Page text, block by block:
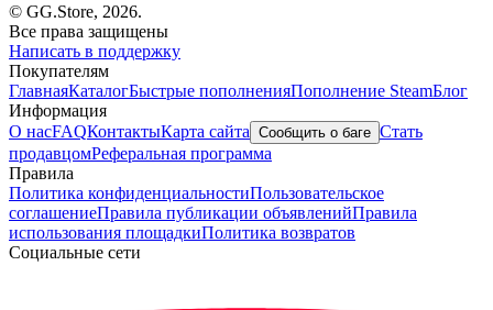
© GG.Store, 2026.
Все права защищены
Написать в поддержку
Покупателям
ГлавнаяКаталогБыстрые пополненияПополнение SteamБлог
Информация
О насFAQКонтактыКарта сайта Сообщить о баге Стать
продавцомРеферальная программа
Правила
Политика конфиденциальностиПользовательское
соглашениеПравила публикации объявленийПравила
использования площадкиПолитика возвратов
Социальные сети